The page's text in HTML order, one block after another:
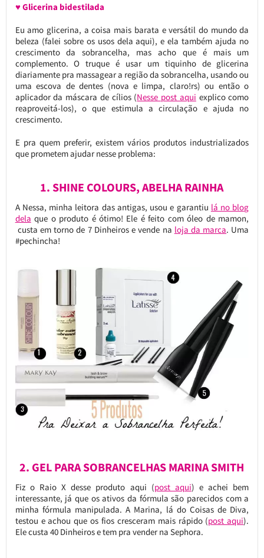
♥ Glicerina bidestilada
Eu amo glicerina, a coisa mais barata e versátil do mundo da
beleza (falei sobre os usos dela aqui), e ela também ajuda no
crescimento da sobrancelha, mas acho que é mais um
complemento. O truque é usar um tiquinho de glicerina
diariamente pra massagear a região da sobrancelha, usando ou
uma escova de dentes (nova e limpa, claro!rs) ou então o
aplicador da máscara de cílios (Nesse post aqui explico como
reaproveitá-los), o que estimula a circulação e ajuda no
crescimento.
E pra quem preferir, existem vários produtos industrializados
que prometem ajudar nesse problema:
1. SHINE COLOURS, ABELHA RAINHA
A Nessa, minha leitora das antigas, usou e garantiu lá no blog
dela que o produto é ótimo! Ele é feito com óleo de mamon,
custa em torno de 7 Dinheiros e vende na loja da marca. Uma
#pechincha!
2. GEL PARA SOBRANCELHAS MARINA SMITH
Fiz o Raio X desse produto aqui (post aqui) e achei bem
interessante, já que os ativos da fórmula são parecidos com a
minha fórmula manipulada. A Marina, lá do Coisas de Diva,
testou e achou que os fios cresceram mais rápido (post aqui).
Ele custa 40 Dinheiros e tem pra vender na Sephora.